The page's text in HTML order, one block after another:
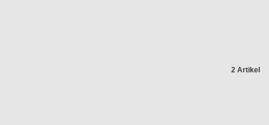
2 Artikel